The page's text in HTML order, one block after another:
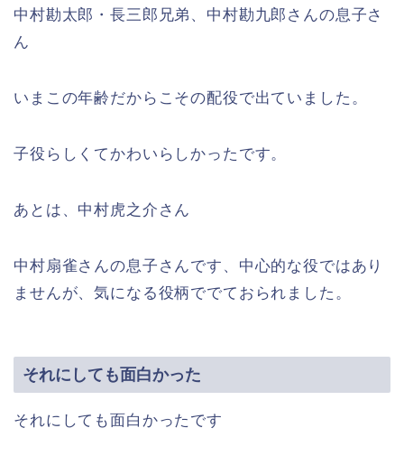
中村勘太郎・長三郎兄弟、中村勘九郎さんの息子さ
ん
いまこの年齢だからこその配役で出ていました。
子役らしくてかわいらしかったです。
あとは、中村虎之介さん
中村扇雀さんの息子さんです、中心的な役ではあり
ませんが、気になる役柄ででておられました。
それにしても面白かった
それにしても面白かったです